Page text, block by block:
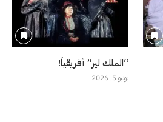
“الملك لير” أفريقياً!
يونيو 5, 2026